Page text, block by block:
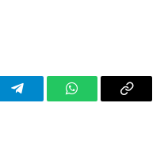
TelegramWhatsAppCopy